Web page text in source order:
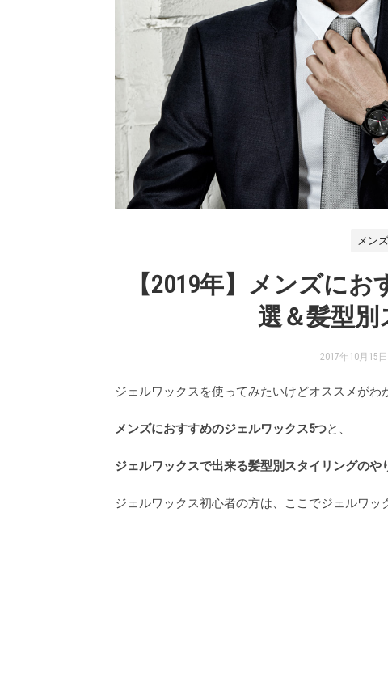
メン
【2019年】メンズに
選＆髪型
2017年10月15日
ジェルワックスを使ってみたいけどオススメがわ
メンズにおすすめのジェルワックス5つと、
ジェルワックスで出来る髪型別スタイリングのや
ジェルワックス初心者の方は、ここでジェルワッ